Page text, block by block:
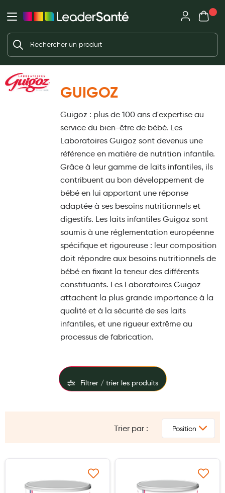
Ma Pharmacie LeaderSanté
Ouvrir l'application
Ouvrir
Créer un compte
Mon
Votre panier est vide
Beauté et soin
Visage
Soins mains et ongles
Dentifrices et bains de bouche
Brosses à dents et accessoires dentaires
Crème solaire - Visage et corps
Accessoires, coutellerie, brosserie
Beauté au naturel
Biberons et tétines
GUIGOZ
Guigoz : plus de 100 ans d'expertise au
service du bien-être de bébé. Les
Laboratoires Guigoz sont devenus une
référence en matière de nutrition infantile.
Grâce à leur gamme de laits infantiles, ils
contribuent au bon développement de
bébé en lui apportant une réponse
adaptée à ses besoins nutritionnels et
digestifs. Les laits infantiles Guigoz sont
soumis à une réglementation européenne
spécifique et rigoureuse : leur composition
doit répondre aux besoins nutritionnels de
bébé en fixant la teneur des différents
constituants. Les Laboratoires Guigoz
attachent la plus grande importance à la
qualité et à la sécurité de ses laits
infantiles, et une rigueur extrême au
processus de fabrication.
Trier par :
Ajouter à ma liste d’envie Ajouter à ma liste
Filtrer / trier les produits